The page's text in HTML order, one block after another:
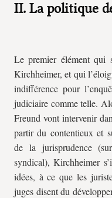
II. La politique
Le premier élément qui
Kirchheimer, et qui
indifférence pour
judiciaire comme telle.
Freund vont intervenir
partir du contentieux et
de la jurisprudence
syndical), Kirchheimer
idées, à ce que les
juges disent du